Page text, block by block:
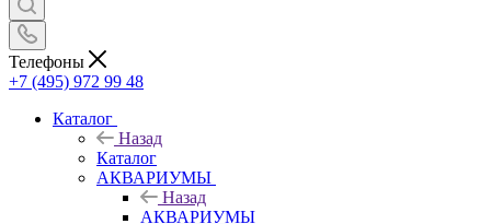
Телефоны
+7 (495) 972 99 48
Каталог
Назад
Каталог
АКВАРИУМЫ
Назад
АКВАРИУМЫ